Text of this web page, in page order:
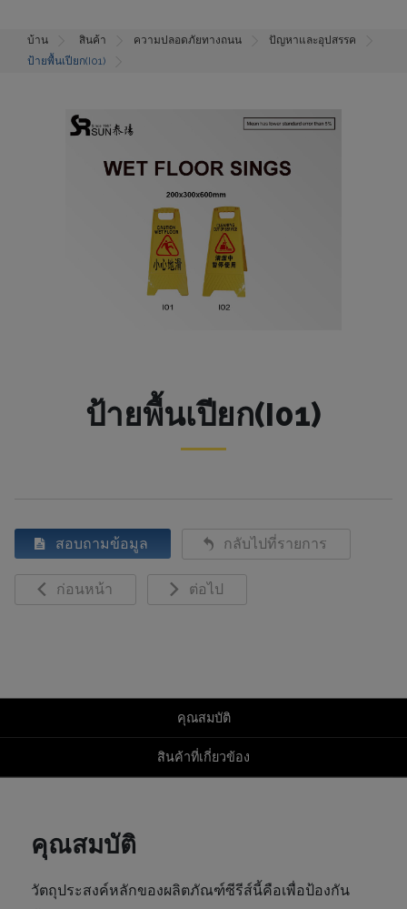
บ้าน สินค้า ความปลอดภัยทางถนน
ปัญหาและอุปสรรค
ป้ายพื้นเปียก(I01)
ป้ายพื้นเปียก(I01)
สอบถามข้อมูล กลับไปที่รายการ
ก่อนหน้า ต่อไป
คุณสมบัติ
สินค้าที่เกี่ยวข้อง
คุณสมบัติ
วัตถุประสงค์หลักของผลิตภัณฑ์ซีรีส์นี้คือเพื่อป้องกัน